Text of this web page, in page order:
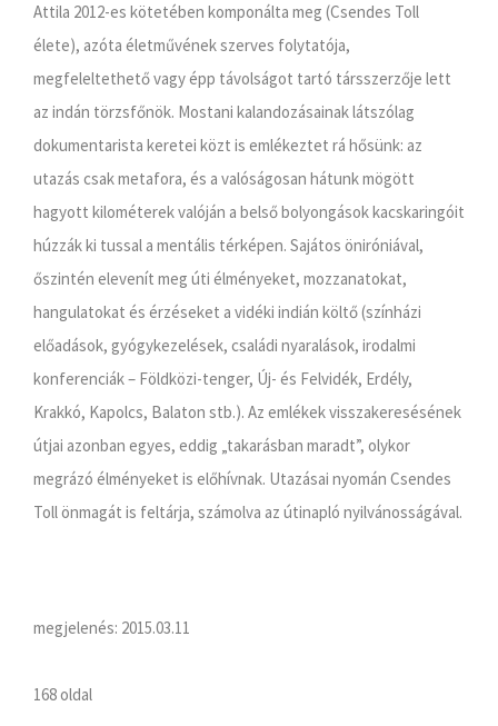
Attila 2012-es kötetében komponálta meg (Csendes Toll
élete), azóta életművének szerves folytatója,
megfeleltethető vagy épp távolságot tartó társszerzője lett
az indán törzsfőnök. Mostani kalandozásainak látszólag
dokumentarista keretei közt is emlékeztet rá hősünk: az
utazás csak metafora, és a valóságosan hátunk mögött
hagyott kilométerek valóján a belső bolyongások kacskaringóit
húzzák ki tussal a mentális térképen. Sajátos öniróniával,
őszintén elevenít meg úti élményeket, mozzanatokat,
hangulatokat és érzéseket a vidéki indián költő (színházi
előadások, gyógykezelések, családi nyaralások, irodalmi
konferenciák – Földközi-tenger, Új- és Felvidék, Erdély,
Krakkó, Kapolcs, Balaton stb.). Az emlékek visszakeresésének
útjai azonban egyes, eddig „takarásban maradt”, olykor
megrázó élményeket is előhívnak. Utazásai nyomán Csendes
Toll önmagát is feltárja, számolva az útinapló nyilvánosságával.
megjelenés: 2015.03.11
168 oldal